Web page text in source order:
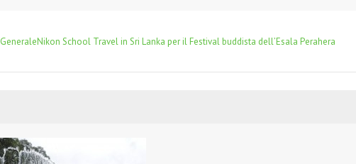
GeneraleNikon School Travel in Sri Lanka per il Festival buddista dell’Esala Perahera